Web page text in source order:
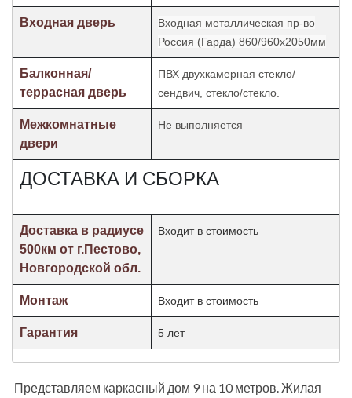
Входная дверь
Входная металлическая пр-во
Россия (Гарда) 860/960х2050мм
Балконная/
террасная дверь
ПВХ двухкамерная стекло/
сендвич, стекло/стекло.
Межкомнатные
двери
Не выполняется
ДОСТАВКА И СБОРКА
Доставка в радиусе
500км от г.Пестово,
Новгородской обл.
Входит в стоимость
Монтаж Входит в стоимость
Гарантия 5 лет
Представляем каркасный дом 9 на 10 метров. Жилая